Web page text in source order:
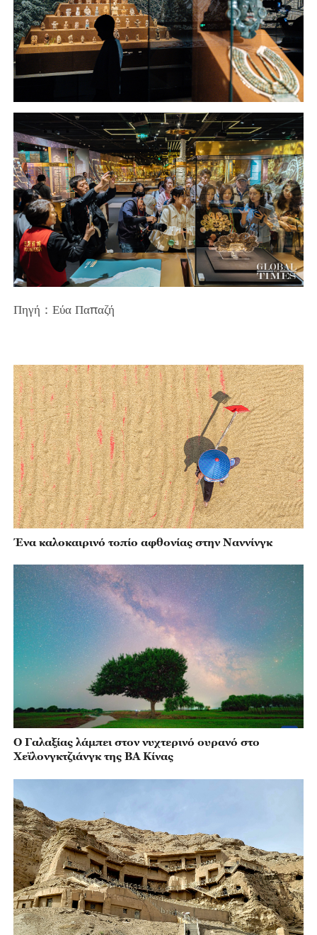
Πηγή：Εύα Παπαζή
Ένα καλοκαιρινό τοπίο αφθονίας στην Ναννίνγκ
Ο Γαλαξίας λάμπει στον νυχτερινό ουρανό στο
Χεϊλονγκτζιάνγκ της ΒΑ Κίνας